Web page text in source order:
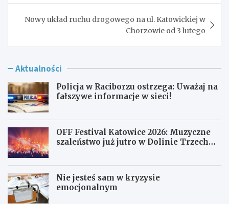
Nowy układ ruchu drogowego na ul. Katowickiej w
Chorzowie od 3 lutego
Aktualności
Policja w Raciborzu ostrzega: Uważaj na
fałszywe informacje w sieci!
OFF Festival Katowice 2026: Muzyczne
szaleństwo już jutro w Dolinie Trzech
Nie jesteś sam w kryzysie
emocjonalnym